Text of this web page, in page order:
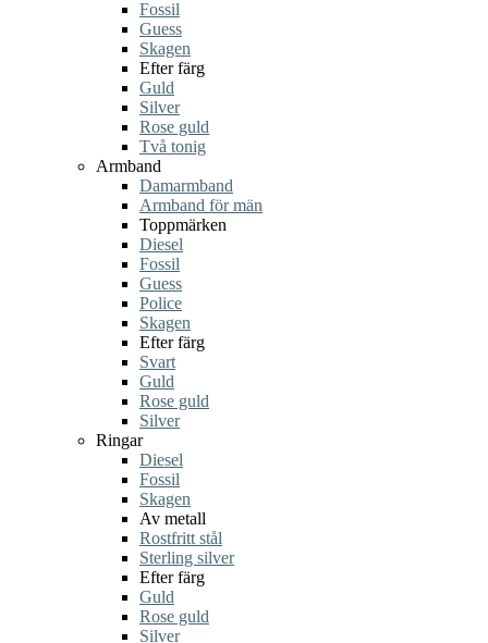
Fossil
Guess
Skagen
Efter färg
Guld
Silver
Rose guld
Två tonig
Armband
Damarmband
Armband för män
Toppmärken
Diesel
Fossil
Guess
Police
Skagen
Efter färg
Svart
Guld
Rose guld
Silver
Ringar
Diesel
Fossil
Skagen
Av metall
Rostfritt stål
Sterling silver
Efter färg
Guld
Rose guld
Silver